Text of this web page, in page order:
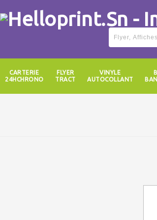
CARTERIE
24HCHRONO
FLYER
TRACT
VINYLE
AUTOCOLLANT